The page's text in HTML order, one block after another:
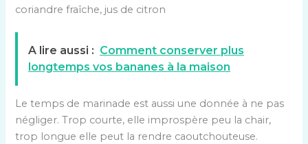
coriandre fraîche, jus de citron
A lire aussi : Comment conserver plus
longtemps vos bananes à la maison
Le temps de marinade est aussi une donnée à ne pas
négliger. Trop courte, elle improspère peu la chair,
trop longue elle peut la rendre caoutchouteuse.